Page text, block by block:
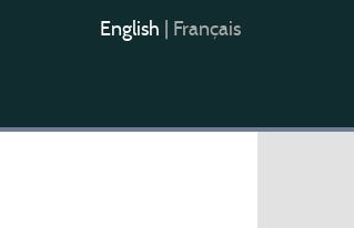
English Français